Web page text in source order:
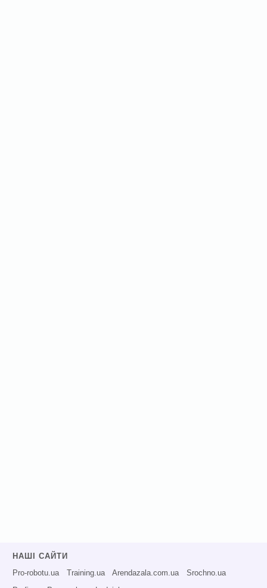
НАШІ САЙТИ
Pro-robotu.ua Training.ua Arendazala.com.ua Srochno.ua